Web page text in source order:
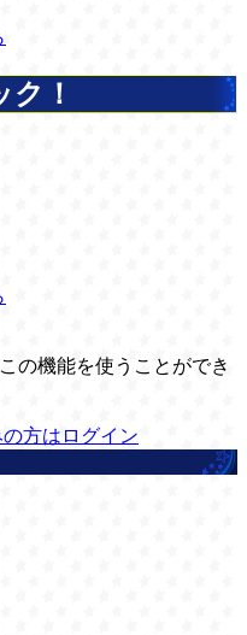
！
の機能を使うことができ
方はログイン